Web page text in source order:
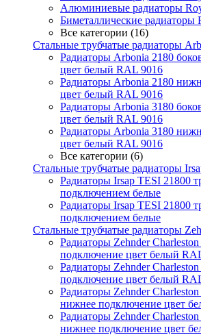
Алюминиевые радиаторы
Биметаллические радиаторы
Все категории (16)
Стальные трубчатые радиаторы
Радиаторы Arbonia 2180
цвет белый RAL 9016
Радиаторы Arbonia 2180
цвет белый RAL 9016
Радиаторы Arbonia 3180
цвет белый RAL 9016
Радиаторы Arbonia 3180
цвет белый RAL 9016
Все категории (6)
Стальные трубчатые радиаторы
Радиаторы Irsap TESI 21800
подключением белые
Радиаторы Irsap TESI 21800
подключением белые
Стальные трубчатые радиаторы
Радиаторы Zehnder
подключение цвет белый
Радиаторы Zehnder
подключение цвет белый
Радиаторы Zehnder
нижнее подключение цвет
Радиаторы Zehnder
нижнее подключение цвет